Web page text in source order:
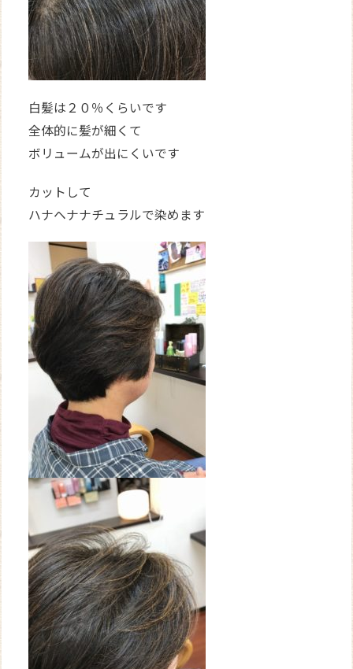
白髪は２０％くらいです
全体的に髪が細くて
ボリュームが出にくいです
カットして
ハナヘナナチュラルで染めます